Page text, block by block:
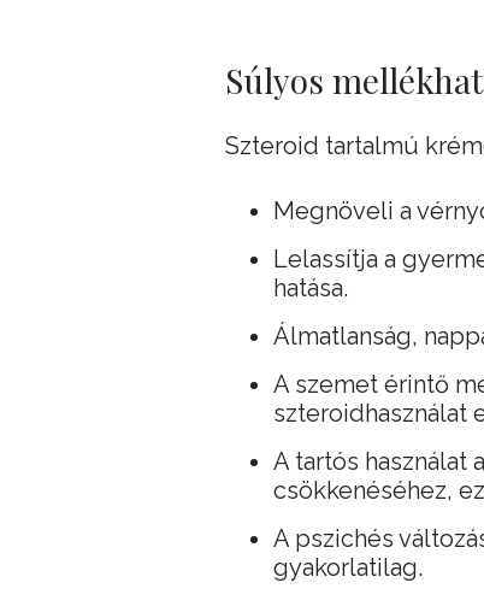
Súlyos
Szteroid tartalmú
Megnöveli a
Lelassítja a
hatása.
Álmatlanság,
A szemet érintő
szteroidhasználat
A tartós használat
csökkenéséhez,
A pszichés
gyakorlatilag.